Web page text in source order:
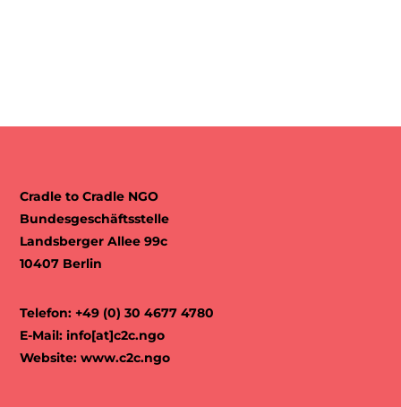
Cradle to Cradle NGO
Bundesgeschäftsstelle
Landsberger Allee 99c
10407 Berlin
Telefon: +49 (0) 30 4677 4780
E-Mail:info[at]c2c.ngo
Website:www.c2c.ngo